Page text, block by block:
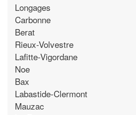
Longages
Carbonne
Berat
Rieux-Volvestre
Lafitte-Vigordane
Noe
Bax
Labastide-Clermont
Mauzac